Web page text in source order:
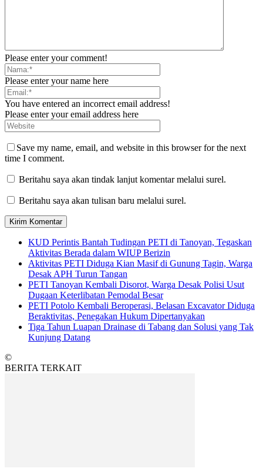
Please enter your comment!
Please enter your name here
You have entered an incorrect email address!
Please enter your email address here
Save my name, email, and website in this browser for the next
time I comment.
Beritahu saya akan tindak lanjut komentar melalui surel.
Beritahu saya akan tulisan baru melalui surel.
KUD Perintis Bantah Tudingan PETI di Tanoyan, Tegaskan
Aktivitas Berada dalam WIUP Berizin
Aktivitas PETI Diduga Kian Masif di Gunung Tagin, Warga
Desak APH Turun Tangan
PETI Tanoyan Kembali Disorot, Warga Desak Polisi Usut
Dugaan Keterlibatan Pemodal Besar
PETI Potolo Kembali Beroperasi, Belasan Excavator Diduga
Beraktivitas, Penegakan Hukum Dipertanyakan
Tiga Tahun Luapan Drainase di Tabang dan Solusi yang Tak
Kunjung Datang
©
BERITA TERKAIT